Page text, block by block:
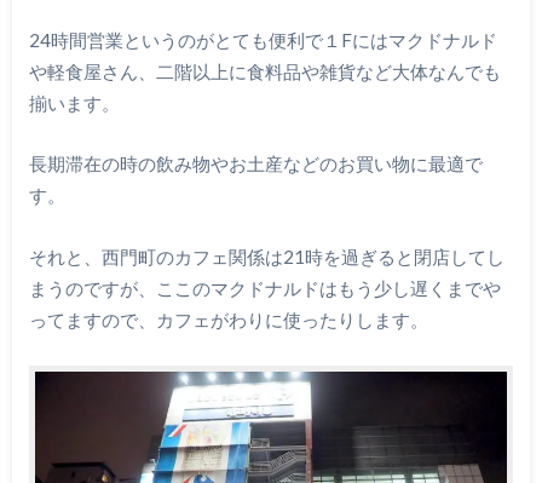
24時間営業というのがとても便利で１Fにはマクドナルド
や軽食屋さん、二階以上に食料品や雑貨など大体なんでも
揃います。
長期滞在の時の飲み物やお土産などのお買い物に最適で
す。
それと、西門町のカフェ関係は21時を過ぎると閉店してし
まうのですが、ここのマクドナルドはもう少し遅くまでや
ってますので、カフェがわりに使ったりします。